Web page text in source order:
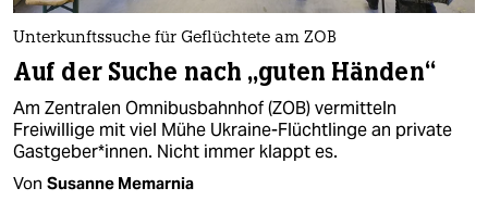
Unterkunftssuche für Geflüchtete am ZOB
Auf der Suche nach „guten Händen“
Am Zentralen Omnibusbahnhof (ZOB) vermitteln
Freiwillige mit viel Mühe Ukraine-Flüchtlinge an private
Gastgeber*innen. Nicht immer klappt es.
Von Susanne Memarnia